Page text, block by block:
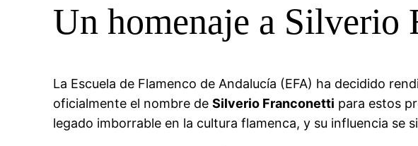
Un homenaje a Silverio
La Escuela de Flamenco de Andalucía (EFA) ha decidido
oficialmente el nombre deSilverio Franconetti para estos
legado imborrable en la cultura flamenca, y su influencia se